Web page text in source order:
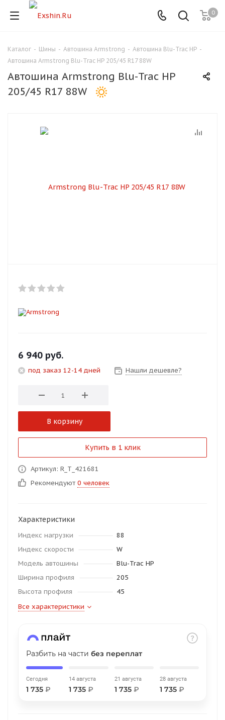
0
Каталог - Шины - Автошина Armstrong - Автошина Blu-Trac HP -
Автошина Armstrong Blu-Trac HP 205/45 R17 88W
Автошина Armstrong Blu-Trac HP
205/45 R17 88W
6 940 руб.
под заказ 12-14 дней Нашли дешевле?
В корзину
Купить в 1 клик
Артикул: R_T_421681
Рекомендуют 0 человек
Характеристики
Индекс нагрузки
88
Индекс скорости
W
Модель автошины
Blu-Trac HP
Ширина профиля
205
Высота профиля
45
Все характеристики
Разбить на части без переплат
Сегодня
1 735 ₽
14 августа
1 735₽
21 августа
1 735 ₽
28 августа
1 735 ₽
Для клиентов всех банков
Разбейте
оплату на части
Оплачивайте сегодня только
Оставшиеся 75
% будут
% каждые 2 недели
об оплате Плайтом
недели
plait.ru